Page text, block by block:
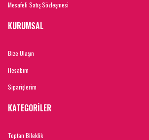
Mesafeli Satış Sözleşmesi
KURUMSAL
Bize Ulaşın
Hesabım
Siparişlerim
KATEGORİLER
Toptan Bileklik